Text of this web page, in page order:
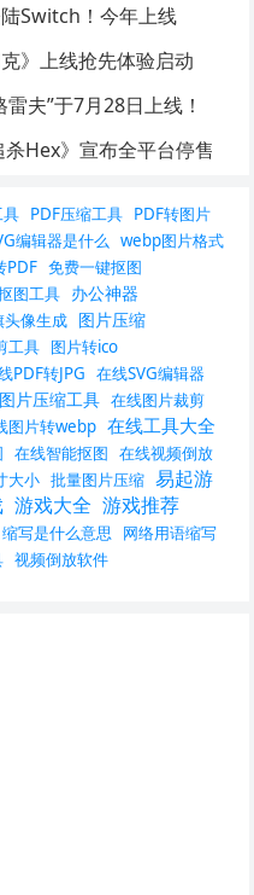
Switch！今年上线
》上线抢先体验启动
夫”于7月28日上线！
Hex》宣布全平台停售
PDF压缩工具 PDF转图片
编辑器是什么 webp图片格式
PDF 免费一键抠图
图工具 办公神器
头像生成 图片压缩
工具 图片转ico
PDF转JPG 在线SVG编辑器
片压缩工具 在线图片裁剪
图片转webp 在线工具大全
在线智能抠图 在线视频倒放
大小 批量图片压缩 易起游
游戏大全 游戏推荐
缩写是什么意思
网络用语缩写
视频倒放软件